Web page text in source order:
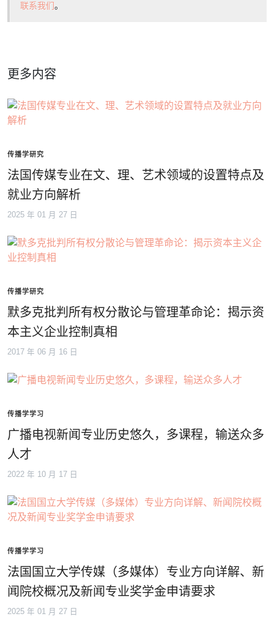
联系我们。
更多内容
传播学研究
法国传媒专业在文、理、艺术领域的设置特点及
就业方向解析
2025 年 01 月 27 日
传播学研究
默多克批判所有权分散论与管理革命论：揭示资
本主义企业控制真相
2017 年 06 月 16 日
传播学学习
广播电视新闻专业历史悠久，多课程，输送众多
人才
2022 年 10 月 17 日
传播学学习
法国国立大学传媒（多媒体）专业方向详解、新
闻院校概况及新闻专业奖学金申请要求
2025 年 01 月 27 日